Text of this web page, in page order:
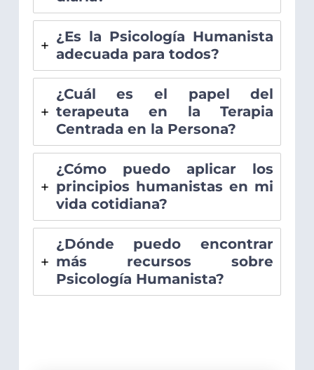
¿Es la Psicología Humanista
adecuada para todos?
¿Cuál es el papel del
terapeuta en la Terapia
Centrada en la Persona?
¿Cómo puedo aplicar los
principios humanistas en mi
vida cotidiana?
¿Dónde puedo encontrar
más recursos sobre
Psicología Humanista?